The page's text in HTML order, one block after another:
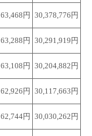
63,468円 30,378,776円
63,288円 30,291,919円
63,108円 30,204,882円
62,926円 30,117,663円
62,744円 30,030,262円